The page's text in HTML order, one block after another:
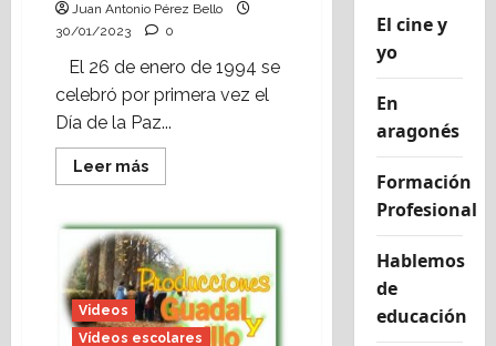
Juan Antonio Pérez Bello
30/01/2023
0
El 26 de enero de 1994 se
celebró por primera vez el
Día de la Paz...
Leer másLeer
más
Hoy
se
celebra
la
30ª
edición
del
Día
Videos
Vídeos escolares
El cine y
yo
En
aragonés
Formación
Profesional
Hablemos
de
educación